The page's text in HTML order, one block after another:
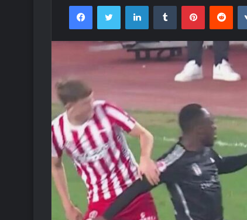
FacebookTwitter LinkedInTumblr Pinterest